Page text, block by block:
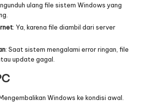
ulang file sistem Windows yang
: Ya, karena file diambil dari server
: Saat sistem mengalami error ringan, file
update gagal.
Windows ke kondisi awal.